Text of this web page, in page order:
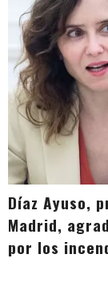
Díaz Ayuso,
Madrid,
por los